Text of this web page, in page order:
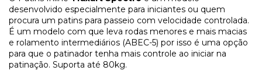
desenvolvido especialmente para iniciantes ou quem
procura um patins para passeio com velocidade controlada.
É um modelo com que leva rodas menores e mais macias
e rolamento intermediários (ABEC-5) por isso é uma opção
para que o patinador tenha mais controle ao iniciar na
patinação. Suporta até 80kg.